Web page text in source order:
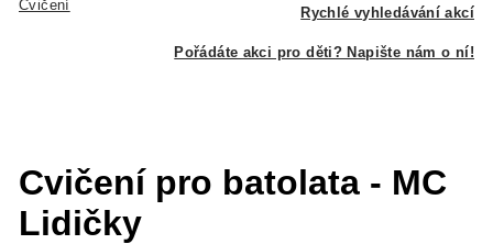
Rychlé vyhledávání akcí
Cvičení
Pořádáte akci pro děti? Napište nám o ní!
Cvičení pro batolata - MC
Lidičky